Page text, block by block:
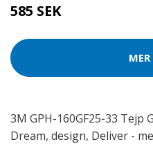
585 SEK
3M GPH-160GF25-33 Tejp
Dream, design, Deliver -